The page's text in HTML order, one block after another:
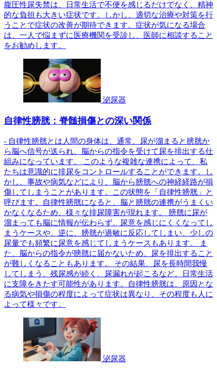
腹圧性尿失禁は、日常生活で不便を感じるだけでなく、精神
的な負担も大きい症状です。しかし、適切な治療や対策を行
うことで症状の改善が期待できます。症状が気になる場合
は、一人で悩まずに医療機関を受診し、医師に相談すること
をお勧めします。
泌尿器
自律性膀胱：脊髄損傷との深い関係
- 自律性膀胱とは人間の身体は、通常、尿が溜まると膀胱か
ら脳へ信号が送られ、脳からの指令を受けて尿を排出する仕
組みになっています。 このような複雑な連携によって、私
たちは意識的に排尿をコントロールすることができます。し
かし、事故や病気などにより、脳から膀胱への神経経路が損
傷してしまうことがあります。この状態を「自律性膀胱」と
呼びます。自律性膀胱になると、脳と膀胱の連携がうまくい
かなくなるため、様々な排尿障害が現れます。 膀胱に尿が
溜まっても脳に情報が伝わらず、尿意を感じにくくなってし
まうケースや、逆に、膀胱が過敏に反応してしまい、少しの
尿量でも頻繁に尿意を感じてしまうケースもあります。 ま
た、脳からの指令が膀胱に届かないため、尿を排出すること
が難しくなることもあります。 その結果、尿を長時間我慢
してしまう、残尿感が続く、尿漏れが起こるなど、日常生活
に支障をきたす可能性があります。自律性膀胱は、原因とな
る病気や損傷の程度によって症状は異なり、その程度も人に
よって様々です。
泌尿器